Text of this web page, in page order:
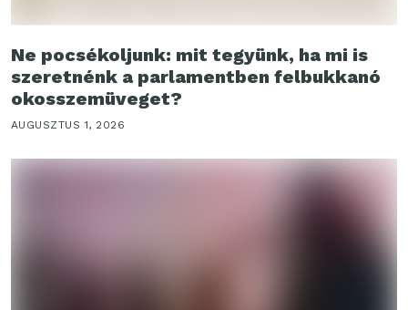
Ne pocsékoljunk: mit tegyünk, ha mi is
szeretnénk a parlamentben felbukkanó
okosszemüveget?
AUGUSZTUS 1, 2026